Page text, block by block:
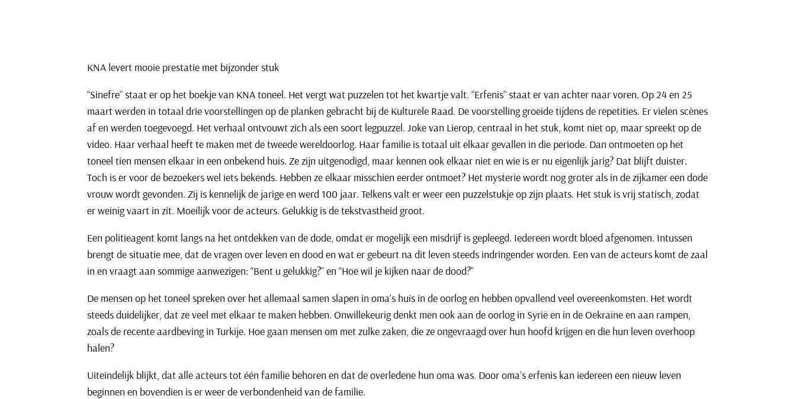
KNA levert mooie prestatie met bijzonder stuk
“Sinefre” staat er op het boekje van KNA toneel. Het vergt wat puzzelen tot het kwartje valt. “Erfenis” staat ervan achter naar voren. Op 24 en 25
maart werden in totaal drie voorstellingen op de planken gebracht bij de Kulturele Raad. De voorstelling groeide tijdens de repetities. Er vielen scènes
af en werden toegevoegd. Het verhaal ontvouwt zich als een soort legpuzzel. Joke van Lierop, centraal in het stuk, komt niet op, maar spreekt op de
video. Haar verhaal heeft te maken met de tweede wereldoorlog. Haar familie is totaal uit elkaar gevallen in die periode. Dan ontmoeten op het
toneel tien mensen elkaar in een onbekend huis. Ze zijn uitgenodigd, maar kennen ook elkaar niet en wie is er nu eigenlijk jarig? Dat blijft duister.
Toch is er voor de bezoekers wel iets bekends. Hebben ze elkaar misschien eerder ontmoet? Het mysterie wordt nog groter als in de zijkamer een dode
vrouw wordt gevonden. Zij is kennelijk de jarige en werd 100 jaar. Telkens valt er weer een puzzelstukje op zijn plaats. Het stuk is vrij statisch, zodat
er weinig vaart in zit. Moeilijk voor de acteurs. Gelukkig is de tekstvastheid groot.
Een politieagent komt langs na het ontdekken van de dode, omdat er mogelijk een misdrijf is gepleegd. Iedereen wordt bloed afgenomen. Intussen
brengt de situatie mee, dat de vragen over leven en dood en wat er gebeurt na dit leven steeds indringender worden. Een van de acteurs komt de zaal
in en vraagt aan sommige aanwezigen: “Bent u gelukkig?” en “Hoe wil je kijken naar de dood?”
De mensen op het toneel spreken over het allemaal samen slapen in oma’s huis in de oorlog en hebben opvallend veel overeenkomsten. Het wordt
steeds duidelijker, dat ze veel met elkaar te maken hebben. Onwillekeurig denkt men ook aan de oorlog in Syrië en in de Oekraïne en aan rampen,
zoals de recente aardbeving in Turkije. Hoe gaan mensen om met zulke zaken, die ze ongevraagd over hun hoofd krijgen en die hun leven overhoop
halen?
Uiteindelijk blijkt, dat alle acteurs tot één familie behoren en dat de overledene hun oma was. Door oma’s erfenis kan iedereen een nieuw leven
beginnen en bovendien is er weer de verbondenheid van de familie.